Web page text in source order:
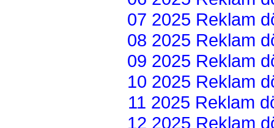
07 2025 Reklam
08 2025 Reklam
09 2025 Reklam
10 2025 Reklam
11 2025 Reklam
12 2025 Reklam